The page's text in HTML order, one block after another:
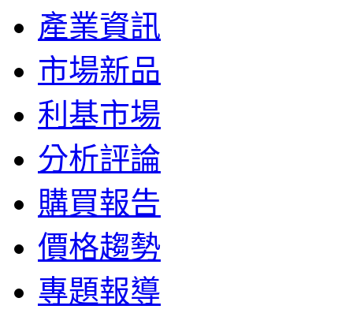
產業資訊
市場新品
利基市場
分析評論
購買報告
價格趨勢
專題報導